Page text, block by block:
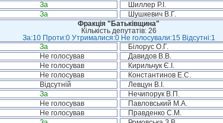
За Шиллер Р.І.
За Шушкевич В.Г.
Фракція "Батьківщина"
Кількість депутатів: 26
За:10 Проти:0 Утрималися:0 Не голосували:15 Відсутні:1
За Білорус О.Г.
Не голосував Давидов В.В.
Не голосував Кирильчук Є.І.
Не голосував Константинов Е.С.
Відсутній Левцун В.І.
За Нечипорук В.П.
Не голосував Павловський М.А.
Не голосував Правденко С.М.